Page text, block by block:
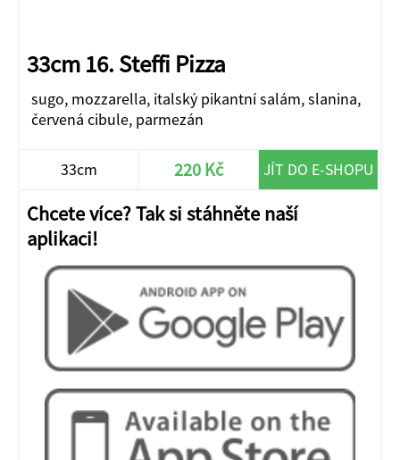
33cm 16. Steffi Pizza
sugo, mozzarella, italský pikantní salám, slanina,
červená cibule, parmezán
33cm 220 Kč JÍT DO E-SHOPU
Chcete více? Tak si stáhněte naší
aplikaci!